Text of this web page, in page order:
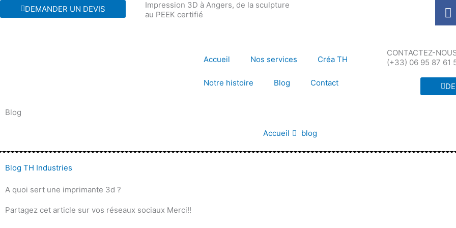
au
DEMANDER UN DEVIS
Impression 3D à Angers, de la sculpture
au PEEK certifié
F
a
b
o
o
k
Accueil Nos services Créa TH
Notre histoire Blog Contact
CONTACTEZ-
(+33) 06 95 87 61
Blog
Accueil blog
Blog TH Industries
A quoi sert une imprimante 3d ?
Partagez cet article sur vos réseaux sociaux Merci!!